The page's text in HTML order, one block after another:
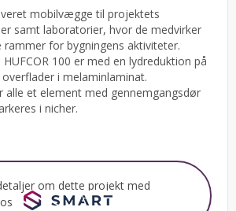
mobilvægge til projektets
samt laboratorier, hvor de medvirker
rammer for bygningens aktiviteter.
100 er med en lydreduktion på
i melaminlaminat.
alle et element med gennemgangsdør
i nicher.
om dette projekt med